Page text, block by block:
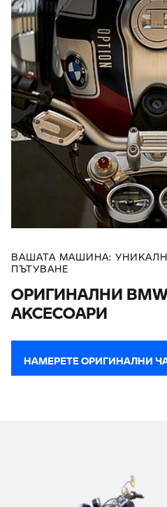
ВАШАТА МАШИНА:
ПЪТУВАНЕ
ОРИГИНАЛНИ BMW
АКСЕСОАРИ
НАМЕРЕТЕ ОРИГИНАЛНИ